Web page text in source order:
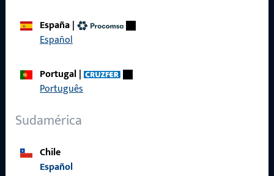
España|
Español
Portugal|
Português
Sudamérica
Chile
Español
Carrera
Catálogo de productos